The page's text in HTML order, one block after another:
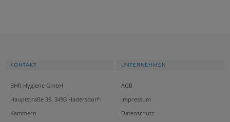
KONTAKT
BHR Hygiene GmbH
Hauptstraße 39, 3493 Hadersdorf-
Kammern
UNTERNEHMEN
AGB
Impressum
Datenschutz